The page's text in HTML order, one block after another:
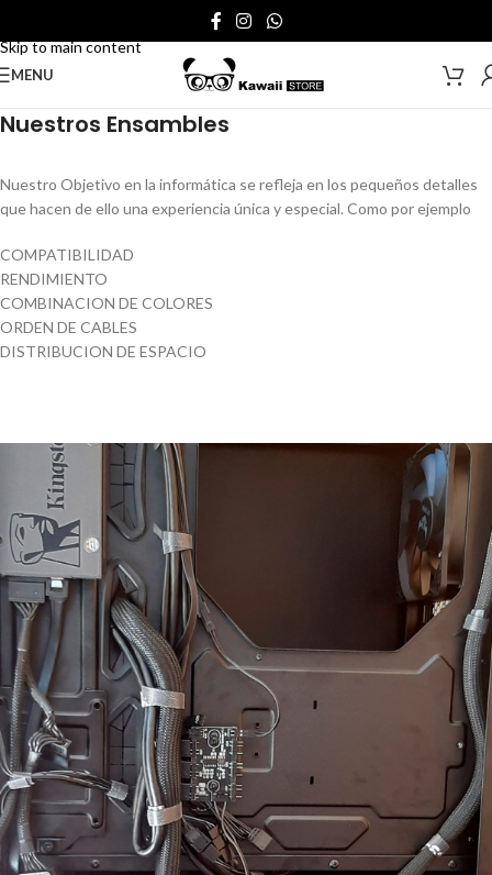
Skip to main content
MENU
Nuestros Ensambles
Nuestro Objetivo en la informática se refleja en los pequeños detalles
que hacen de ello una experiencia única y especial. Como por ejemplo
COMPATIBILIDAD
RENDIMIENTO
COMBINACION DE COLORES
ORDEN DE CABLES
DISTRIBUCION DE ESPACIO
6
7
10
11
12
Previous
Next